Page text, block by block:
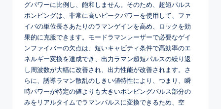
グパワーに比例し、飽和しません。そのため、超短パルス
ポンピングは、非常に高いピークパワーを使用して、ファ
イバの単位長さあたりのラマンゲインを高め、ロックを効
果的に克服できます。モードラマンレーザーで必要なゲイ
ンファイバーの欠点は、短いキャビティ条件で高効率のエ
ネルギー変換を達成でき、出力ラマン超短パルスの繰り返
し周波数が大幅に改善され、出力性能が改善されます。さ
らに、誘導ラマン散乱のしきい値特性により、つまり、瞬
時パワーが特定の値よりも大きいポンピングパルス部分の
みをリアルタイムでラマンパルスに変換できるため、空